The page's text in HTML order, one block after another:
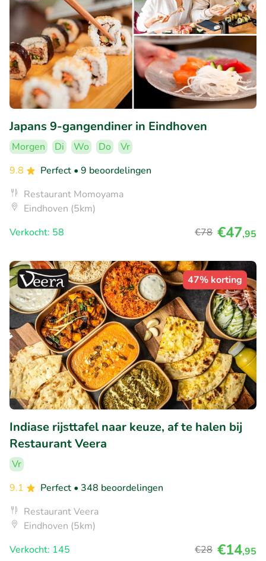
Japans 9-gangendiner in Eindhoven
Morgen Di Wo Do
Vr
9.8
Perfect • 9 beoordelingen
Restaurant Momoyama
Eindhoven (5km)
Verkocht: 58
€78 €47,95
47% korting
Indiase rijsttafel naar keuze, af te halen bij
Restaurant Veera
Vr
9.1
Perfect • 348 beoordelingen
Restaurant Veera
Eindhoven (5km)
Verkocht: 145
€28 €14,95